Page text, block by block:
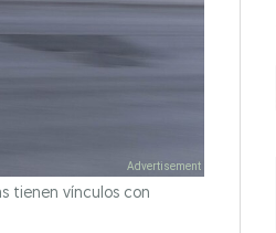
tienen vínculos con